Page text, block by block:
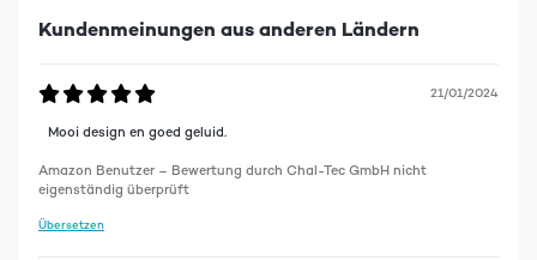
Kundenmeinungen aus anderen Ländern
21/01/2024
Mooi design en goed geluid.
Amazon Benutzer – Bewertung durch Chal-Tec GmbH nicht
eigenständig überprüft
Übersetzen